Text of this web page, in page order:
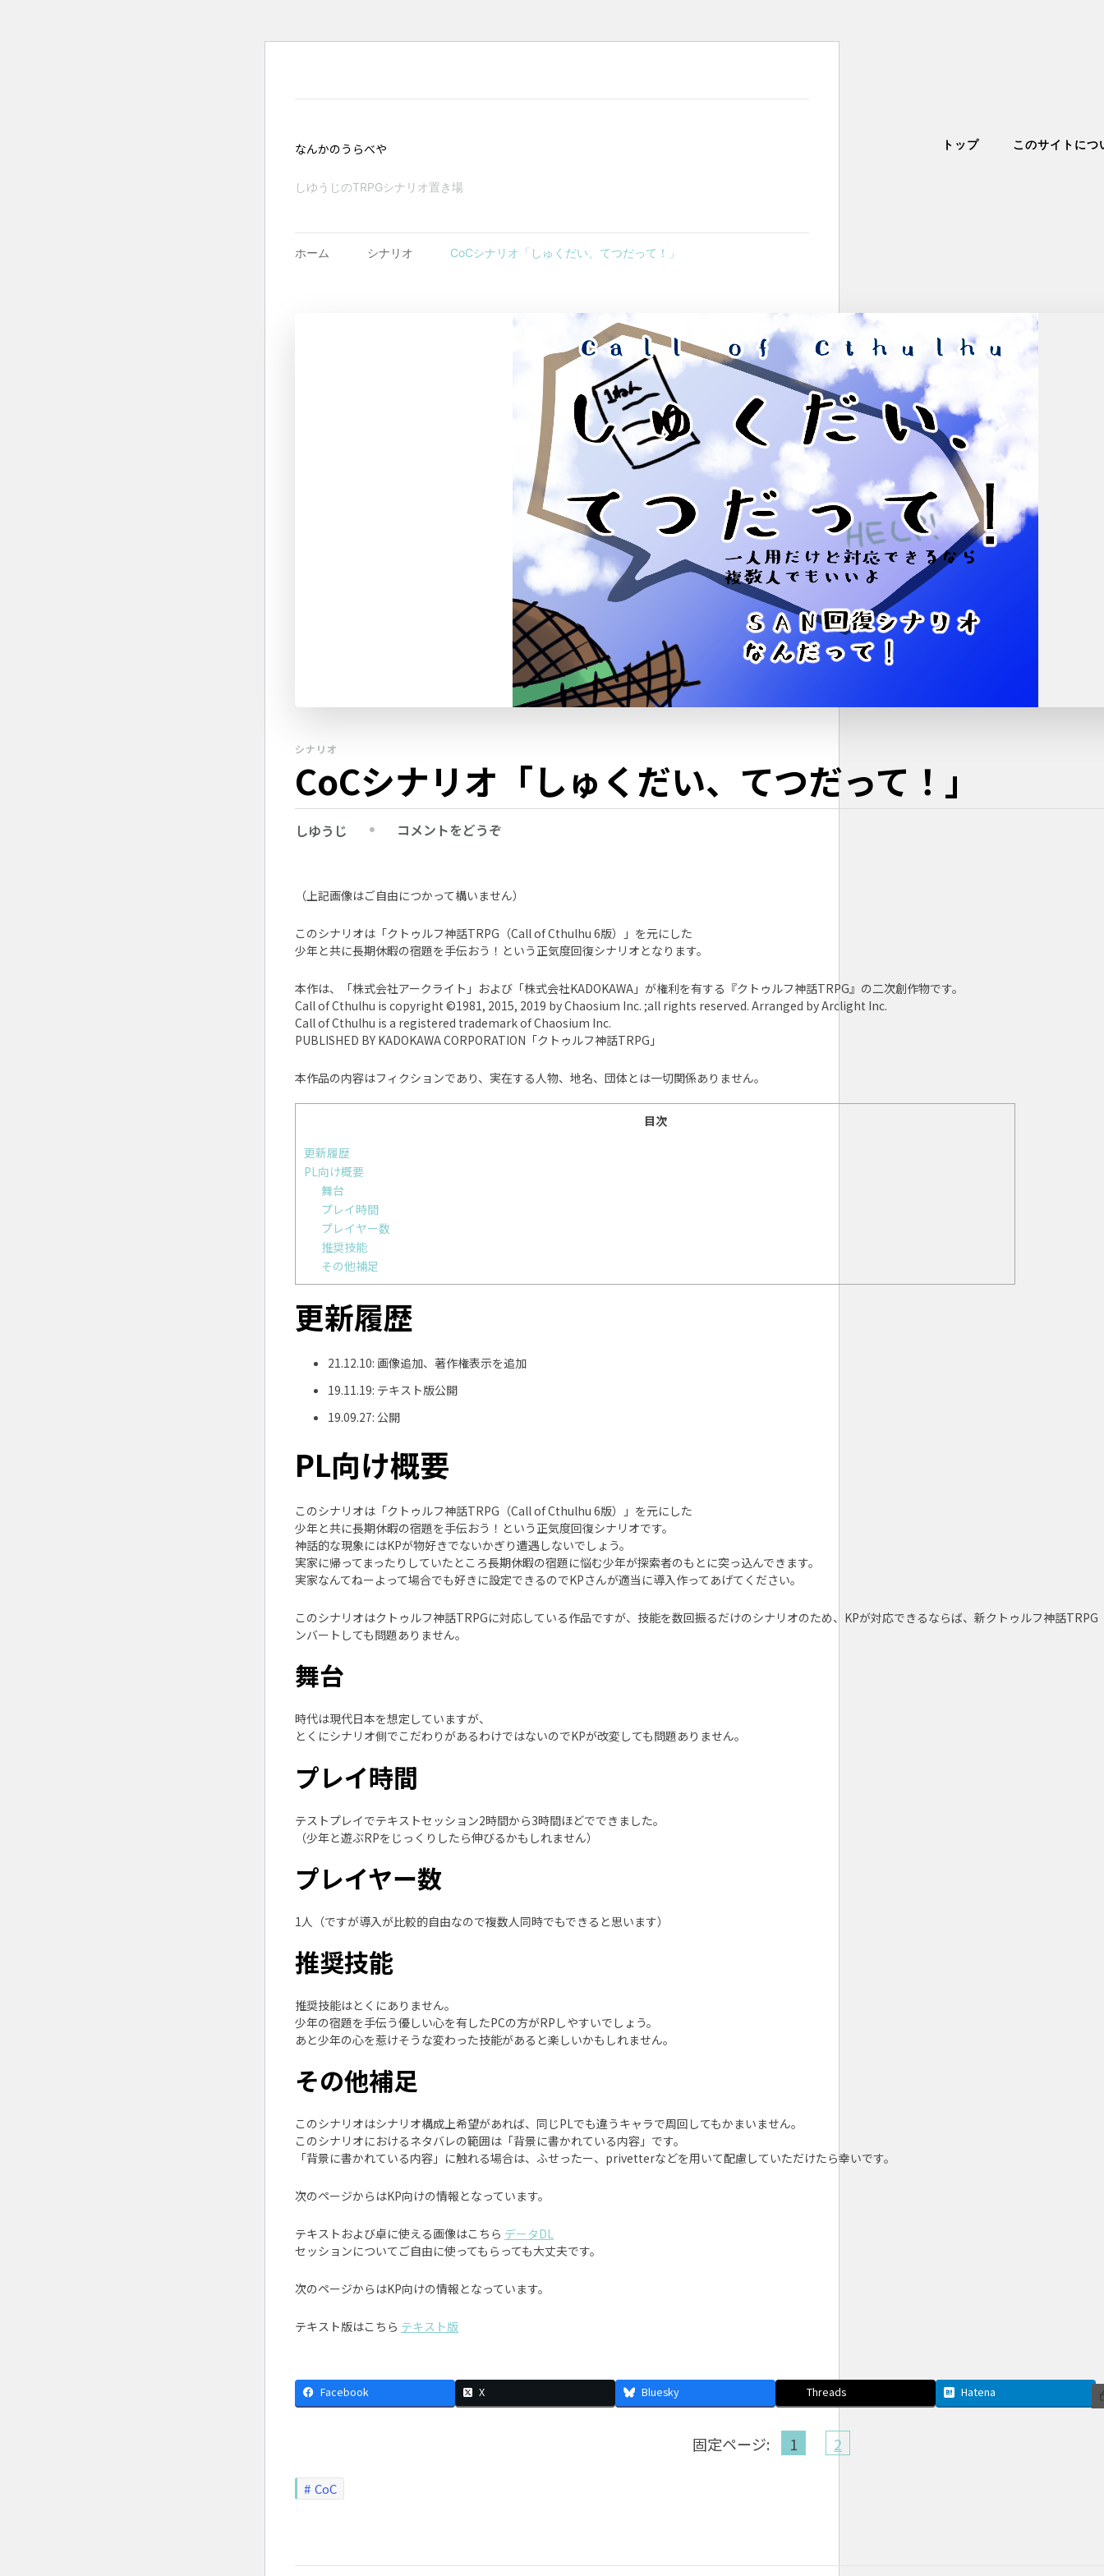
なんかのうらべや
しゆうじのTRPGシナリオ置き場
トップ このサイトにつ
ホーム シナリオ CoCシナリオ「しゅくだい、てつだって！」
シナリオ
CoCシナリオ「しゅくだい、てつだって！」
しゆうじ コメントをどうぞ
リ
「し
ゅ
く
だ
い、
て
つ
（上記画像はご自由につかって構いません）
このシナリオは「クトゥルフ神話TRPG（Call of Cthulhu 6版）」を元にした
少年と共に長期休暇の宿題を手伝おう！という正気度回復シナリオとなります。
本作は、「株式会社アークライト」および「株式会社KADOKAWA」が権利を有する『クトゥルフ神話TRPG』の二次創作物です。
Call of Cthulhu is copyright ©1981, 2015, 2019 by Chaosium Inc. ;all rights reserved. Arranged by Arclight Inc.
Call of Cthulhu is a registered trademark of Chaosium Inc.
PUBLISHED BY KADOKAWA CORPORATION「クトゥルフ神話TRPG」
本作品の内容はフィクションであり、実在する人物、地名、団体とは一切関係ありません。
目次
更新履歴
PL向け概要
舞台
プレイ時間
プレイヤー数
推奨技能
その他補足
更新履歴
21.12.10: 画像追加、著作権表示を追加
19.11.19: テキスト版公開
19.09.27: 公開
PL向け概要
このシナリオは「クトゥルフ神話TRPG（Call of Cthulhu 6版）」を元にした
少年と共に長期休暇の宿題を手伝おう！という正気度回復シナリオです。
神話的な現象にはKPが物好きでないかぎり遭遇しないでしょう。
実家に帰ってまったりしていたところ長期休暇の宿題に悩む少年が探索者のもとに突っ込んできます。
実家なんてねーよって場合でも好きに設定できるのでKPさんが適当に導入作ってあげてください。
このシナリオはクトゥルフ神話TRPGに対応している作品ですが、技能を数回振るだけのシナリオのため、KPが対応できるならば、新クトゥルフ神話
ンバートしても問題ありません。
舞台
時代は現代日本を想定していますが、
とくにシナリオ側でこだわりがあるわけではないのでKPが改変しても問題ありません。
プレイ時間
テストプレイでテキストセッション2時間から3時間ほどでできました。
（少年と遊ぶRPをじっくりしたら伸びるかもしれません）
プレイヤー数
1人（ですが導入が比較的自由なので複数人同時でもできると思います）
推奨技能
推奨技能はとくにありません。
少年の宿題を手伝う優しい心を有したPCの方がRPしやすいでしょう。
あと少年の心を惹けそうな変わった技能があると楽しいかもしれません。
その他補足
このシナリオはシナリオ構成上希望があれば、同じPLでも違うキャラで周回してもかまいません。
このシナリオにおけるネタバレの範囲は「背景に書かれている内容」です。
「背景に書かれている内容」に触れる場合は、ふせったー、privetterなどを用いて配慮していただけたら幸いです。
次のページからはKP向けの情報となっています。
テキストおよび卓に使える画像はこちら データDL
セッションについてご自由に使ってもらっても大丈夫です。
次のページからはKP向けの情報となっています。
テキスト版はこちら テキスト版
Facebook X Bluesky Threads Hatena
固定ページ: 1 2
CoC